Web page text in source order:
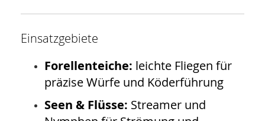
Einsatzgebiete
Forellenteiche: leichte Fliegen für
präzise Würfe und Köderführung
Seen & Flüsse: Streamer und